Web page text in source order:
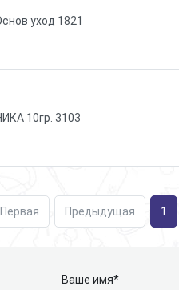
уход 1821
10гр. 3103
Первая Предыдущая 1
Ваше имя*